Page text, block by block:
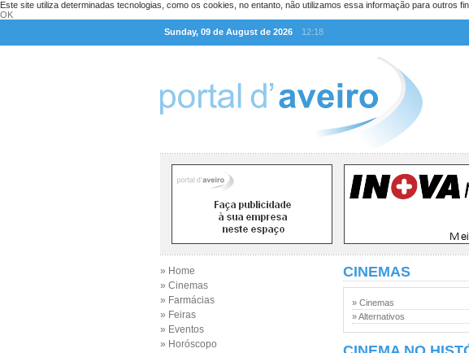
Este site utiliza determinadas tecnologias, como os cookies, no entanto, não utilizamos essa informação para outros
OK
Sunday, 09 de August de 2026
12:18
» Home
» Cinemas
» Farmácias
» Feiras
» Eventos
» Horóscopo
CINEMAS
» Cinemas
» Alternativos